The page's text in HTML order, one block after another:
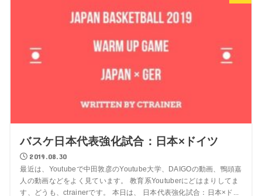
バスケ日本代表強化試合：日本×ドイツ
2019.08.30
最近は、Youtubeで中田敦彦のYoutube大学、DAIGOの動画、鴨頭嘉
人の動画などをよく見ています。 教育系Youtuberにどはまりしてま
す、どうも、ctrainerです。 本日は、 日本代表強化試合：日本×ド...